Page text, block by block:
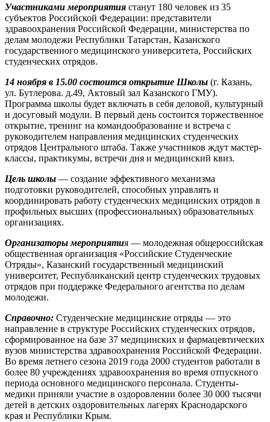
Участниками мероприятия станут 180 человек из 35
субъектов Российской Федерации: представители
здравоохранения Российской Федерации, министерства по
делам молодежи Республики Татарстан, Казанского
государственного медицинского университета, Российских
студенческих отрядов.
14 ноября в 15.00 состоится открытие Школы (г. Казань,
ул. Бутлерова. д.49, Актовый зал Казанского ГМУ).
Программа школы будет включать в себя деловой, культурный
и досуговый модули. В первый день состоится торжественное
открытие, тренинг на командообразование и встреча с
руководителем направления медицинских студенческих
отрядов Центрального штаба. Также участников ждут мастер-
классы, практикумы, встречи дня и медицинский квиз.
Цель школы — создание эффективного механизма
подготовки руководителей, способных управлять и
координировать работу студенческих медицинских отрядов в
профильных высших (профессиональных) образовательных
организациях.
Организаторы мероприятия — молодежная общероссийская
общественная организация «Российские Студенческие
Отряды», Казанский государственный медицинский
университет, Республиканский центр студенческих трудовых
отрядов при поддержке Федерального агентства по делам
молодежи.
Справочно: Студенческие медицинские отряды — это
направление в структуре Российских студенческих отрядов,
сформированное на базе 37 медицинских и фармацевтических
вузов министерства здравоохранения Российской Федерации.
Во время летнего сезона 2019 года 2000 студентов работали в
более 80 учреждениях здравоохранения во время отпускного
периода основного медицинского персонала. Студенты-
медики приняли участие в оздоровлении более 30 000 тысячи
детей в детских оздоровительных лагерях Краснодарского
края и Республики Крым.